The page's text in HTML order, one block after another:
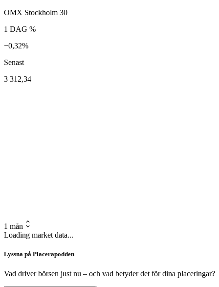
OMX Stockholm 30
1 DAG %
−0,32%
Senast
3 312,34
1 mån
Loading market data...
Lyssna på Placerapodden
Vad driver börsen just nu – och vad betyder det för dina placeringar?